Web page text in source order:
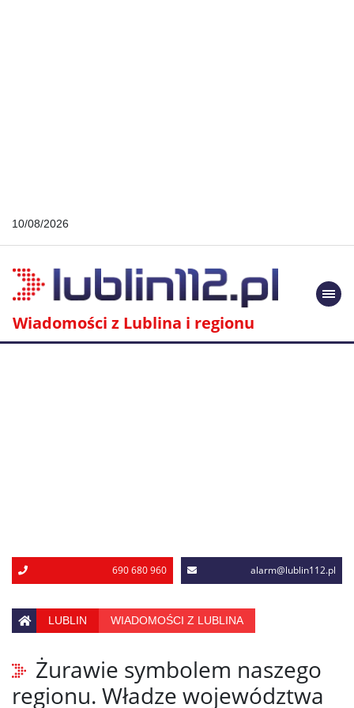
10/08/2026
Wiadomości z Lublina i regionu
690 680 960 alarm@lublin112.pl
LUBLIN WIADOMOŚCI Z LUBLINA
Żurawie symbolem naszego
regionu. Władze województwa